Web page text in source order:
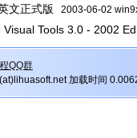
文正式版 2003-06-02
Tools 3.0 - 2002
QQ群
加载时间